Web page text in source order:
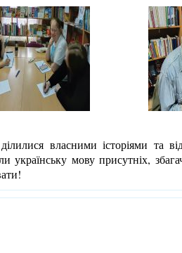
власними історіями та
українську мову присутніх,